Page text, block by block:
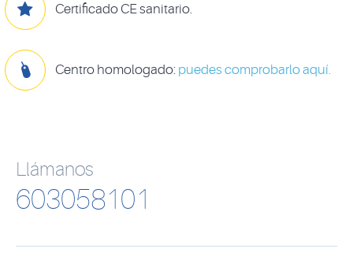
 Certificado CE sanitario.
 Centro homologado: puedes comprobarlo aquí.
Llámanos
603058101